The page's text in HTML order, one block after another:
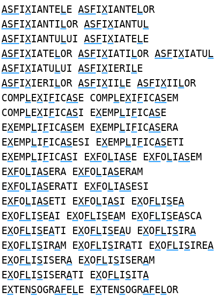
ASFIXIANTELE ASFIXIANTELOR
ASFIXIANTILOR ASFIXIANTUL
ASFIXIANTULUI ASFIXIATELE
ASFIXIATELOR ASFIXIATILOR ASFIXIATUL
ASFIXIATULUI ASFIXIERILE
ASFIXIERILOR ASFIXIILE ASFIXIILOR
COMPLEXIFICASE COMPLEXIFICASEM
COMPLEXIFICASI EXEMPLIFICASE
EXEMPLIFICASEM EXEMPLIFICASERA
EXEMPLIFICASESI EXEMPLIFICASETI
EXEMPLIFICASI EXFOLIASE EXFOLIASEM
EXFOLIASERA EXFOLIASERAM
EXFOLIASERATI EXFOLIASESI
EXFOLIASETI EXFOLIASI EXOFLISEA
EXOFLISEAI EXOFLISEAM EXOFLISEASCA
EXOFLISEATI EXOFLISEAU EXOFLISIRA
EXOFLISIRAM EXOFLISIRATI EXOFLISIREA
EXOFLISISERA EXOFLISISERAM
EXOFLISISERATI EXOFLISITA
EXTENSOGRAFELE EXTENSOGRAFELOR